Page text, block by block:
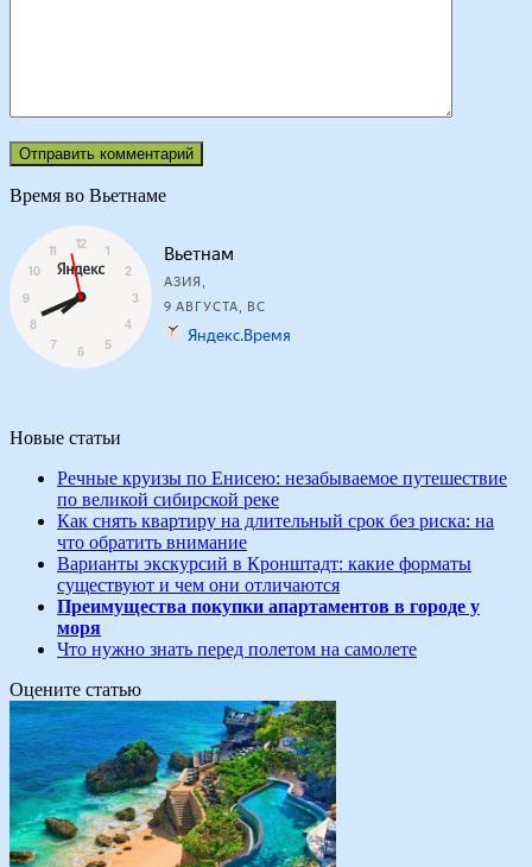
Время во Вьетнаме
Новые статьи
Речные круизы по Енисею: незабываемое путешествие
по великой сибирской реке
Как снять квартиру на длительный срок без риска: на
что обратить внимание
Варианты экскурсий в Кронштадт: какие форматы
существуют и чем они отличаются
Преимущества покупки апартаментов в городе у
моря
Что нужно знать перед полетом на самолете
Оцените статью